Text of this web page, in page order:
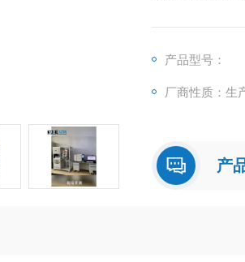
产品型号：
厂商性质：生
产